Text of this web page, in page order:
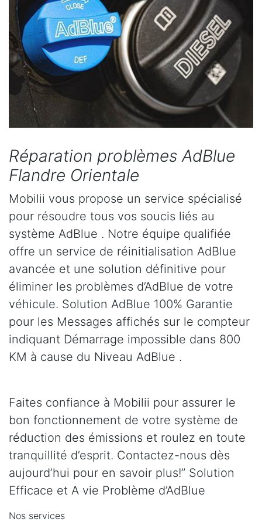
Réparation problèmes AdBlue
Flandre Orientale
Mobilii vous propose un service spécialisé
pour résoudre tous vos soucis liés au
système AdBlue . Notre équipe qualifiée
offre un service de réinitialisation AdBlue
avancée et une solution définitive pour
éliminer les problèmes d’AdBlue de votre
véhicule. Solution AdBlue 100% Garantie
pour les Messages affichés sur le compteur
indiquant Démarrage impossible dans 800
KM à cause du Niveau AdBlue .
Faites confiance à Mobilii pour assurer le
bon fonctionnement de votre système de
réduction des émissions et roulez en toute
tranquillité d’esprit. Contactez-nous dès
aujourd’hui pour en savoir plus!” Solution
Efficace et A vie Problème d’AdBlue
Nos services